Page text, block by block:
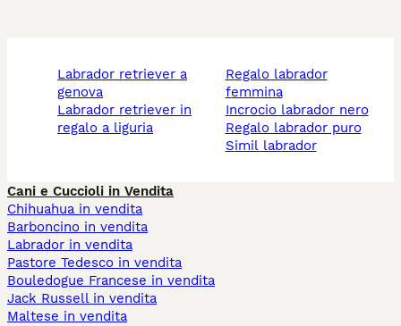
labrador retriever a
genova
labrador retriever in
regalo a liguria
regalo labrador
femmina
incrocio labrador nero
regalo labrador puro
simil labrador
Cani e Cuccioli in Vendita
Chihuahua in vendita
Barboncino in vendita
Labrador in vendita
Pastore Tedesco in vendita
Bouledogue Francese in vendita
Jack Russell in vendita
Maltese in vendita